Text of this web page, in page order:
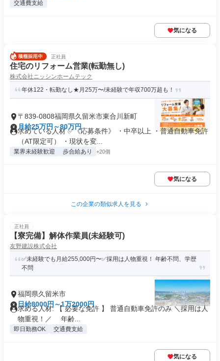
交通費支給
気になる
正社員
住宅のリフォーム営業(転勤無し)
株式会社ニッシンホームテック
年休122・転勤なし★月25万〜/未経験で年収700万超も！
〒839-0808福岡県久留米市東合川新町
月給25万円～80万円
求めている人材 ✅《応募条件》 ・中卒以上 ・普通自動車免許
（AT限定可） ・現状を変...
業界未経験歓迎 歩合給あり +20個
気になる
この企業の類似求人を見る
正社員
【寮完備】解体作業員(未経験可)
友野建設株式会社
✅未経験でも月給255,000円〜✅採用は人物重視！ 年齢不問、学歴
不問
福岡県久留米市
日給8000円～1万2000円
求める人材: 【 必要な免許 】 普通自動車免許のみ ＼採用は人
物重視！／ 年齢...
即日勤務OK 交通費支給
気になる